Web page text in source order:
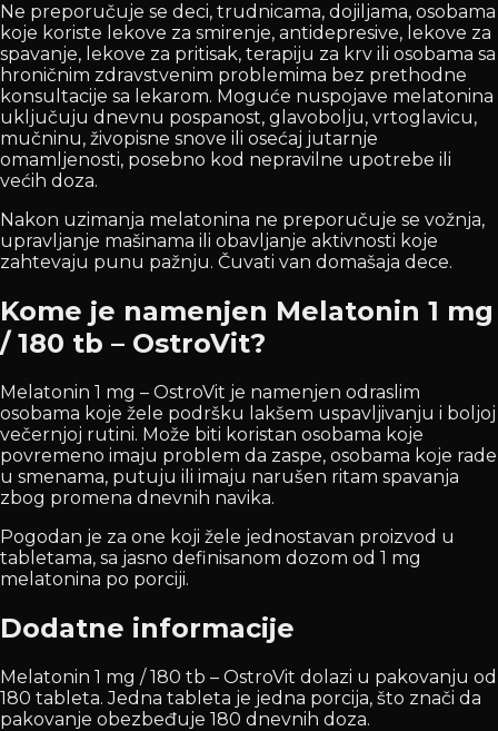
Ne preporučuje se deci, trudnicama, dojiljama, osobama
koje koriste lekove za smirenje, antidepresive, lekove za
spavanje, lekove za pritisak, terapiju za krv ili osobama sa
hroničnim zdravstvenim problemima bez prethodne
konsultacije sa lekarom. Moguće nuspojave melatonina
uključuju dnevnu pospanost, glavobolju, vrtoglavicu,
mučninu, živopisne snove ili osećaj jutarnje
omamljenosti, posebno kod nepravilne upotrebe ili
većih doza.
Nakon uzimanja melatonina ne preporučuje se vožnja,
upravljanje mašinama ili obavljanje aktivnosti koje
zahtevaju punu pažnju. Čuvati van domašaja dece.
Kome je namenjen Melatonin 1 mg
/ 180 tb – OstroVit?
Melatonin 1 mg – OstroVit je namenjen odraslim
osobama koje žele podršku lakšem uspavljivanju i boljoj
večernjoj rutini. Može biti koristan osobama koje
povremeno imaju problem da zaspe, osobama koje rade
u smenama, putuju ili imaju narušen ritam spavanja
zbog promena dnevnih navika.
Pogodan je za one koji žele jednostavan proizvod u
tabletama, sa jasno definisanom dozom od 1 mg
melatonina po porciji.
Dodatne informacije
Melatonin 1 mg / 180 tb – OstroVit dolazi u pakovanju od
180 tableta. Jedna tableta je jedna porcija, što znači da
pakovanje obezbeđuje 180 dnevnih doza.